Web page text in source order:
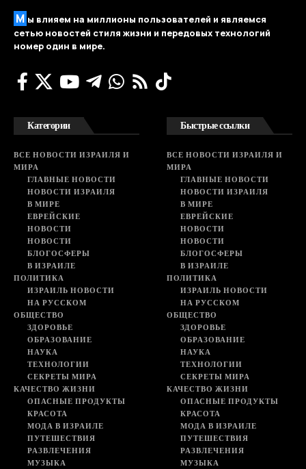
М ы влияем на миллионы пользователей и являемся
сетью новостей стиля жизни и передовых технологий
номер один в мире.
Категории
ВСЕ НОВОСТИ ИЗРАИЛЯ И
МИРА
ГЛАВНЫЕ НОВОСТИ
НОВОСТИ ИЗРАИЛЯ
В МИРЕ
ЕВРЕЙСКИЕ
НОВОСТИ
НОВОСТИ
БЛОГОСФЕРЫ
В ИЗРАИЛЕ
ПОЛИТИКА
ИЗРАИЛЬ НОВОСТИ
НА РУССКОМ
ОБЩЕСТВО
ЗДОРОВЬЕ
ОБРАЗОВАНИЕ
НАУКА
ТЕХНОЛОГИИ
СЕКРЕТЫ МИРА
КАЧЕСТВО ЖИЗНИ
ОПАСНЫЕ ПРОДУКТЫ
КРАСОТА
МОДА В ИЗРАИЛЕ
ПУТЕШЕСТВИЯ
РАЗВЛЕЧЕНИЯ
МУЗЫКА
Быстрые ссылки
ВСЕ НОВОСТИ ИЗРАИЛЯ И
МИРА
ГЛАВНЫЕ НОВОСТИ
НОВОСТИ ИЗРАИЛЯ
В МИРЕ
ЕВРЕЙСКИЕ
НОВОСТИ
НОВОСТИ
БЛОГОСФЕРЫ
В ИЗРАИЛЕ
ПОЛИТИКА
ИЗРАИЛЬ НОВОСТИ
НА РУССКОМ
ОБЩЕСТВО
ЗДОРОВЬЕ
ОБРАЗОВАНИЕ
НАУКА
ТЕХНОЛОГИИ
СЕКРЕТЫ МИРА
КАЧЕСТВО ЖИЗНИ
ОПАСНЫЕ ПРОДУКТЫ
КРАСОТА
МОДА В ИЗРАИЛЕ
ПУТЕШЕСТВИЯ
РАЗВЛЕЧЕНИЯ
МУЗЫКА